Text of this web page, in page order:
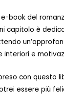
book del
capitolo è
interiori e
con questo
essere più